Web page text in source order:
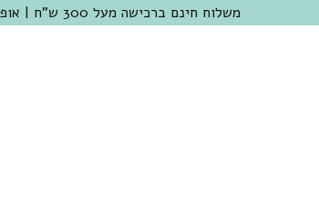
משלוח חינם ברכישה מעל 300 ש"ח | אופציה למשלוח מהיום להיום באזור המרכז | מוזמנים לבקר בחנות בכפר שמריהו